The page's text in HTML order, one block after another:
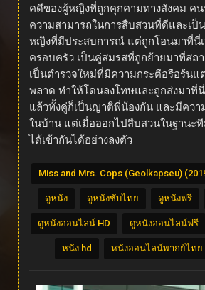
คดีของผู้หญิงที่ถูกคุกคามทางสังคม คน
ความสามารถในการสืบสวนที่ดีและเป็
หญิงที่มีประสบการณ์ แต่ถูกโอนมาที่นี่
ครอบครัว เป็นคู่สมรสที่ถูกย้ายมาที่สถ
เป็นตำรวจใหม่ที่มีความกระตือรือร้นแ
พลาด ทำให้โดนลงโทษและถูกส่งมาที่
แล้วทั้งคู่ก็เป็นญาติพี่น้องกัน และมีคว
ในบ้าน แต่เมื่อออกไปสืบสวนในฐานะ
ได้เข้ากันได้อย่างลงตัว
Miss and Mrs. Cops (Geolkapseu)
ดูหนัง ดูหนังซับไทย ดูหนังฟรี
ดูหนังออนไลน์ HD ดูหนังออนไลน์ฟรี
หนัง hd หนังออนไลน์พากย์ไทย